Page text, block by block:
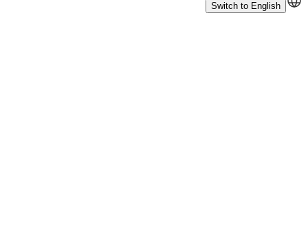
Switch to English